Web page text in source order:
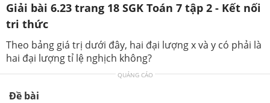
Giải bài 6.23 trang 18 SGK Toán 7 tập 2 - Kết nối
tri thức
Theo bảng giá trị dưới đây, hai đại lượng x và y có phải là
hai đại lượng tỉ lệ nghịch không?
QUẢNG CÁO
Đề bài